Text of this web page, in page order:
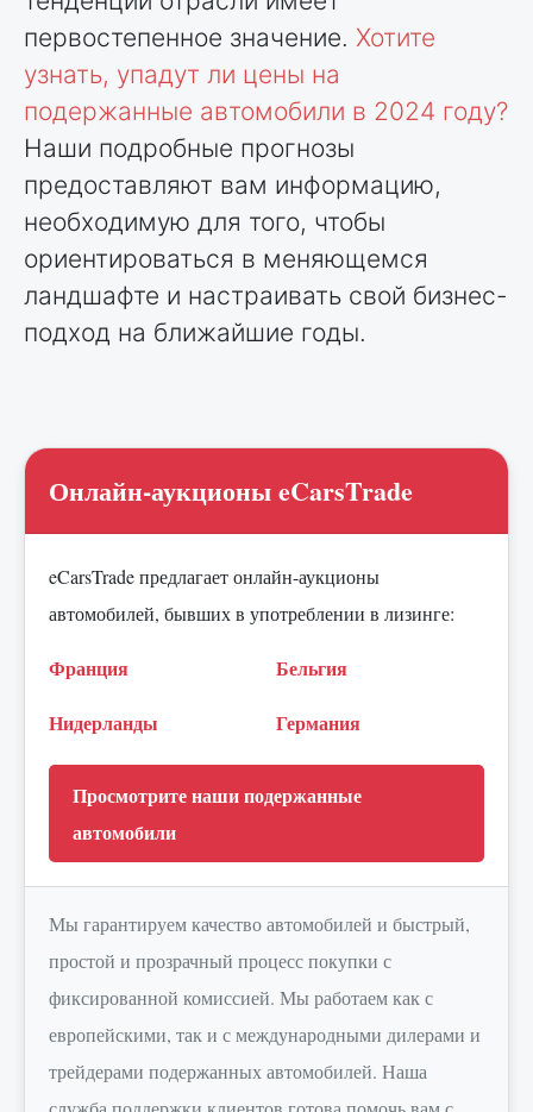
первостепенное значение. Хотите
узнать, упадут ли цены на
подержанные автомобили в 2024 году?
Наши подробные прогнозы
предоставляют вам информацию,
необходимую для того, чтобы
ориентироваться в меняющемся
ландшафте и настраивать свой бизнес-
подход на ближайшие годы.
Онлайн-аукционы eCarsTrade
eCarsTrade предлагает онлайн-аукционы
автомобилей, бывших в употреблении в лизинге:
Франция
Бельгия
Нидерланды
Германия
Просмотрите наши подержанные
автомобили
Мы гарантируем качество автомобилей и быстрый,
простой и прозрачный процесс покупки с
фиксированной комиссией. Мы работаем как с
европейскими, так и с международными дилерами и
трейдерами подержанных автомобилей. Наша